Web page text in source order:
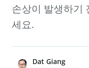
손상이 발생하기
세요.
Dat Giang